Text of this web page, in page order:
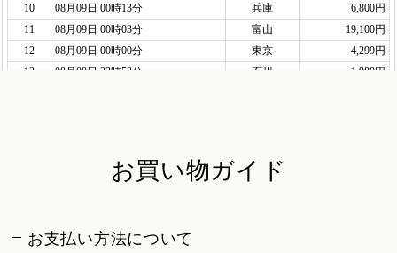
お買い物ガイド
お支払い方法について